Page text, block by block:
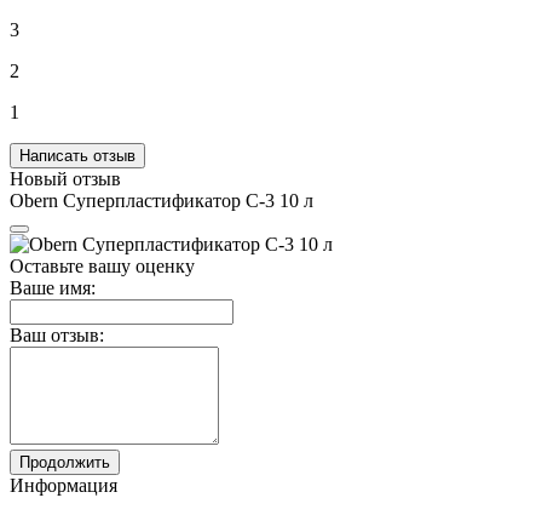
3
2
1
Написать отзыв
Новый отзыв
Obern Суперпластификатор С-3 10 л
Оставьте вашу оценку
Ваше имя:
Ваш отзыв:
Продолжить
Информация